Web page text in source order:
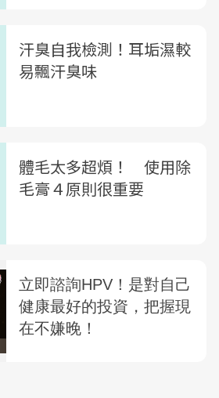
汗臭自我檢測！耳垢濕較
易飄汗臭味
體毛太多超煩！ 使用除
毛膏４原則很重要